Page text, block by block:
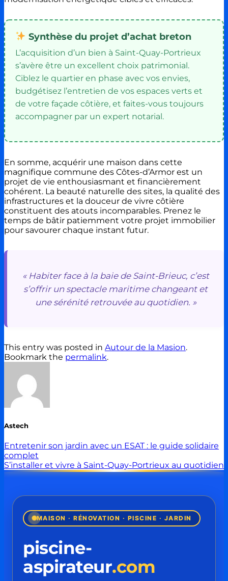
Synthèse du projet d’achat breton
L’acquisition d’un bien à Saint-Quay-Portrieux
s’avère être un excellent choix patrimonial.
Ciblez le quartier en phase avec vos envies,
budgétisez l’entretien de vos espaces verts et
de votre façade côtière, et faites-vous toujours
accompagner par un expert notarial.
En somme, acquérir une maison dans cette
magnifique commune des Côtes-d’Armor est un
projet de vie enthousiasmant et financièrement
cohérent. La beauté naturelle des sites, la qualité des
infrastructures et la douceur de vivre côtière
constituent des atouts incomparables. Prenez le
temps de bâtir patiemment votre projet immobilier
pour savourer chaque instant futur.
« Habiter face à la baie de Saint-Brieuc, c’est
s’offrir un spectacle maritime changeant et
une sérénité retrouvée au quotidien. »
This entry was posted in Autour de la Masion.
Bookmark the permalink.
Astech
Entretenir son jardin avec un ESAT : le guide solidaire
complet
S’installer et vivre à Saint-Quay-Portrieux au quotidien
MAISON · RÉNOVATION · PISCINE · JARDIN
piscine-
aspirateur.com